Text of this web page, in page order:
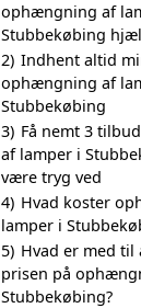
ophængning af
Stubbekøbing
2) Indhent altid
ophængning af
Stubbekøbing
3) Få nemt 3
af lamper i
være tryg ved
4) Hvad koster
lamper i
5) Hvad er med til
prisen på
Stubbekøbing?